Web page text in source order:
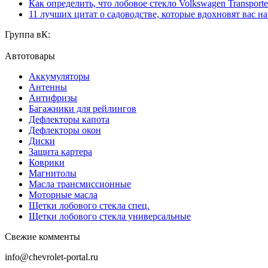
Как определить, что лобовое стекло Volkswagen
11 лучших цитат о садоводстве, которые вдохновят вас
Группа вК:
Автотовары
Аккумуляторы
Антенны
Антифризы
Багажники для рейлингов
Дефлекторы капота
Дефлекторы окон
Диски
Защита картера
Коврики
Магнитолы
Масла трансмиссионные
Моторные масла
Щетки лобового стекла спец.
Щетки лобового стекла универсальные
Свежие комменты
info@chevrolet-portal.ru